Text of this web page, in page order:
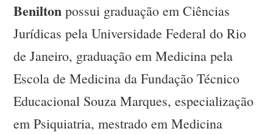
Benilton possui graduação em Ciências
Jurídicas pela Universidade Federal do Rio
de Janeiro, graduação em Medicina pela
Escola de Medicina da Fundação Técnico
Educacional Souza Marques, especialização
em Psiquiatria, mestrado em Medicina